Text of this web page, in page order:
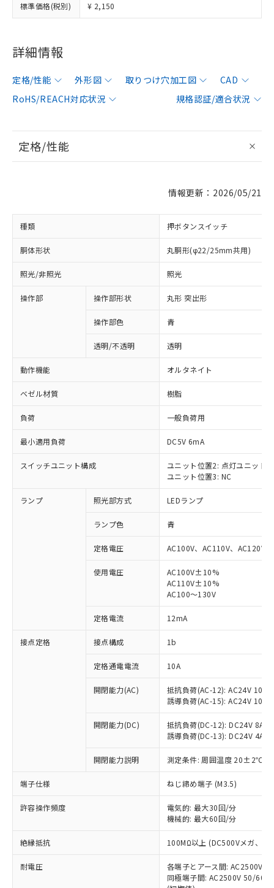
標準価格(税別) ¥ 2,150
詳細情報
定格/性能 外形図 取りつけ穴加工図
CAD
RoHS/REACH対応状況
規格認証/適合状況
定格/性能
情報更新：2026/05/21
種類 押ボタンスイッチ
胴体形状 丸胴形(φ22/25mm共用)
照光/非照光 照光
操作部 操作部形状 丸形 突出形
操作部色 青
透明/不透明 透明
動作機能 オルタネイト
ベゼル材質 樹脂
負荷 一般負荷用
最小適用負荷 DC5V 6mA
スイッチユニット構成
ユニット位置2: 点灯ユニット
ユニット位置3: NC
ランプ 照光部方式 LEDランプ
ランプ色 青
定格電圧 AC100V、AC110V、AC120V
使用電圧
AC100V±10%
AC110V±10%
AC100～130V
定格電流 12mA
接点定格 接点構成 1b
定格通電電流 10A
開閉能力(AC)
抵抗負荷(AC-12): AC24V 10A/
誘導負荷(AC-15): AC24V
開閉能力(DC)
抵抗負荷(DC-12): DC24V 8A/
誘導負荷(DC-13): DC24V 4A/
開閉能力説明 測定条件: 周囲温度 20±2℃、
端子仕様 ねじ締め端子 (M3.5)
許容操作頻度
電気的: 最大30回/分
機械的: 最大60回/分
絶縁抵抗 100MΩ以上 (DC500Vメガ、点
耐電圧
各端子とアース間: AC2500V
同極端子間: AC2500V 50/
ご利用条件
以下の条件をお読みいただき、同意のうえ
本サービスは、当社制御機器事業取扱
商品の当社在庫状況および標準価格
(税抜)を提供させていただくもので
当社制御機器事業取扱商品の中には、
ことをご了承ください。
在庫状況および標準価格照会結果は、
記載している更新日時点での社内デー
タに基づき作成されるものであり、閲
覧された時点での実際の在庫および標
準価格とは異なる場合があることをご
対応済み：EU RoHS指令（10物質）の
非含有に対応した製品が提供可能な商品で
す。
対応予定：EU RoHS指令（10物質）の非含
有に対応した製品に切り替える予定のある
対応予定なし：EU RoHS指令（10物質）の
非含有に非対応の商品で、対応品を出す予
調査・確認中：EU RoHS指令（10物質）の
非含有の対応状況を調査中または確認中の
非該当品：ライセンス料など無形物で、有
害物質有無と関係のない商品です。
仕入先様の事情により、非含有部品として
いたものが、含有品と判明した場合などや
むを得ず変更することがあります。
*EU RoHS指令（10物質）：
鉛(Pb) 1000ppm以下、 水銀(Hg) 1000ppm以下、 カド
六価クロム(Cr(Ⅵ)) 1000ppm以下、ポリ臭化ビフェニル
類(PBB) 1000ppm以下、ポリ臭化ジフェニルエーテル類
「○」：最大均質材料含有率が中国RoHSの
基準値以下であることを示します。
「×」：最大均質材料含有率が中国RoHSの
基準値を超えていることを示します。
「－」：未確認です。当社販売部門へお問
*中国RoHS10物質の基準値 (GB/T26572)：
Pb(鉛) :1000ppm、 Hg(水銀) : 1000ppm、 Cd(カドミウ
Cr(Ⅵ)(六価クロム) : 1000ppm、 PBBs(ポリ臭化ビフェ
当社は、これら貴社製品のうち、外国
為替および外国貿易法に定める商品
または国外への提供する場合は、日本
国政府の輸出許可(または役務取引許
可)を取得するなどの必要な手続きを